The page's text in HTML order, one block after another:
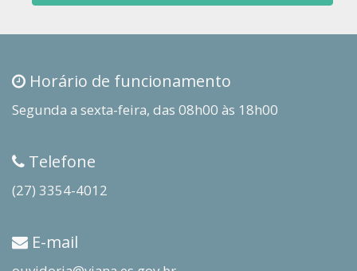
Horário de funcionamento
Segunda a sexta-feira, das 08h00 às 18h00
Telefone
(27) 3354-4012
E-mail